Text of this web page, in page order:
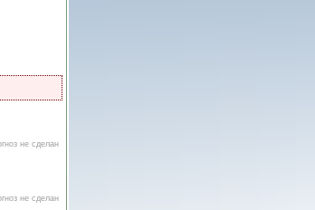
не сделан
не сделан